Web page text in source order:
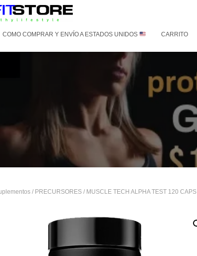
COMO COMPRAR Y ENVÍO A ESTADOS UNIDOS CARRITO
/ PRECURSORES / MUSCLE TECH ALPHA TEST 120 CAPS